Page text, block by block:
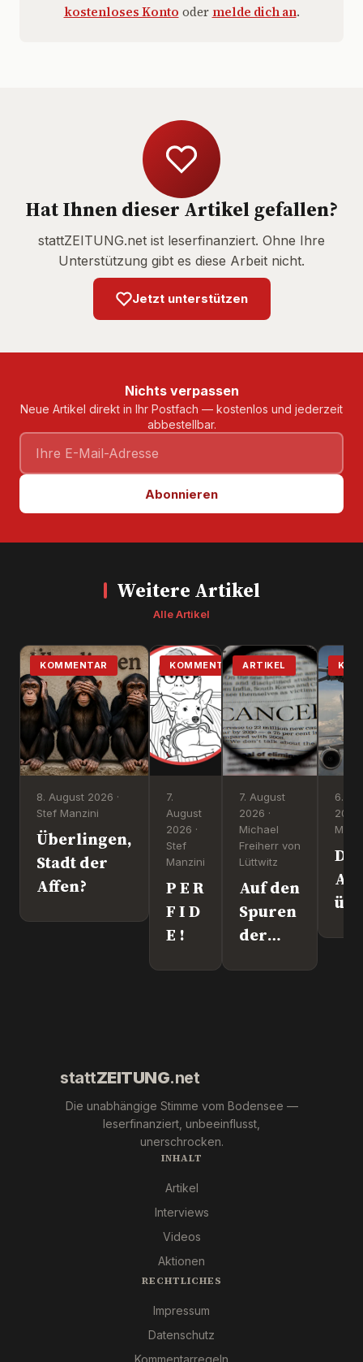
kostenloses Konto oder melde dich an.
Hat Ihnen dieser Artikel gefallen?
stattZEITUNG.net ist leserfinanziert. Ohne Ihre
Unterstützung gibt es diese Arbeit nicht.
Jetzt unterstützen
Nichts verpassen
Neue Artikel direkt in Ihr Postfach — kostenlos und jederzeit
abbestellbar.
Abonnieren
Weitere Artikel
Alle Artikel
KOMMENTAR
8. August 2026 ·
Stef Manzini
Überlingen,
Stadt der
Affen?
KOMMENTAR
7.
August
2026 ·
Stef
Manzini
P E R
F I D
E !
ARTIKEL
7. August
2026 ·
Michael
Freiherr von
Lüttwitz
Auf den
Spuren
der
6.
2026
stattZEITUNG.net
Die unabhängige Stimme vom Bodensee —
leserfinanziert, unbeeinflusst,
unerschrocken.
INHALT
Artikel
Interviews
Videos
Aktionen
RECHTLICHES
Impressum
Datenschutz